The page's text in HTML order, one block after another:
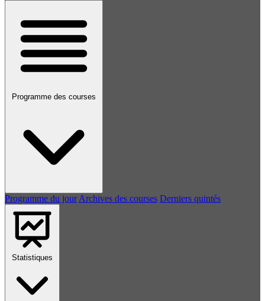
Programme des courses
Programme du jour Archives des courses Derniers quintés
Statistiques